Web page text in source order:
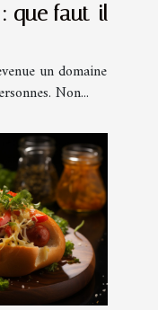
: que faut-il
un domaine
Non...